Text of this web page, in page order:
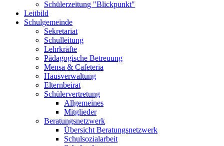
Schülerzeitung "Blickpunkt"
Leitbild
Schulgemeinde
Sekretariat
Schulleitung
Lehrkräfte
Pädagogische Betreuung
Mensa & Cafeteria
Hausverwaltung
Elternbeirat
Schülervertretung
Allgemeines
Mitglieder
Beratungsnetzwerk
Übersicht Beratungsnetzwerk
Schulsozialarbeit